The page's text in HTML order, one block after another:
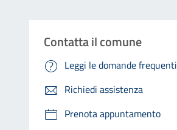
Contatta il comune
Leggi le domande frequenti
Richiedi assistenza
Prenota appuntamento